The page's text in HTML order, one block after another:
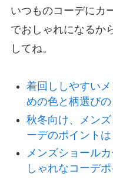
いつものコーデにカ
でおしゃれになるか
してね。
着回ししやすい
めの色と柄選びの
秋冬向け、メン
ーデのポイントは
メンズショール
しゃれなコーデポ